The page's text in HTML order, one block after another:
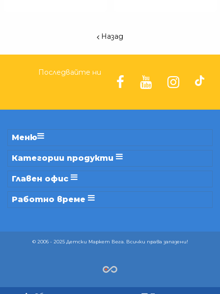
Назад
Последвайте ни
Меню
Категории продукти
Главен офис
Работно време
© 2006 - 2025 Детски Маркет Вега. Всички права запазени!